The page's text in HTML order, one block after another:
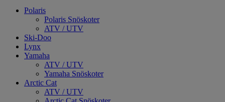
Polaris
Polaris Snöskoter
ATV / UTV
Ski-Doo
Lynx
Yamaha
ATV / UTV
Yamaha Snöskoter
Arctic Cat
ATV / UTV